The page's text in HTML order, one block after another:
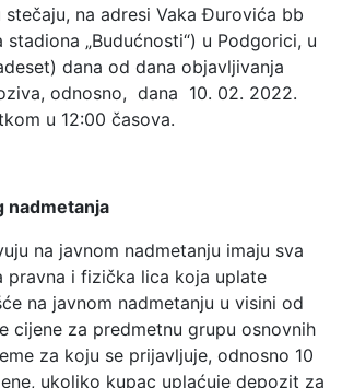
stečaju, na adresi Vaka Đurovića bb
stadiona „Budućnosti“) u Podgorici, u
dana od dana objavljivanja
odnosno, dana 10. 02. 2022.
u 12:00 časova.
nadmetanja
na javnom nadmetanju imaju sva
pravna i fizička lica koja uplate
na javnom nadmetanju u visini od
cijene za predmetnu grupu osnovnih
za koju se prijavljuje, odnosno 10
ukoliko kupac uplaćuje depozit za